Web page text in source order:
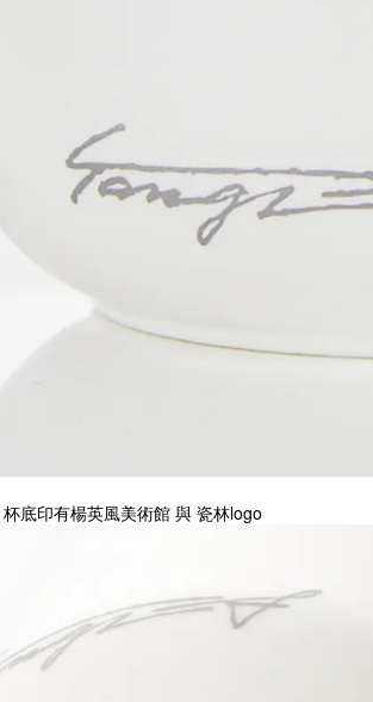
杯底印有楊英風美術館 與 瓷林logo